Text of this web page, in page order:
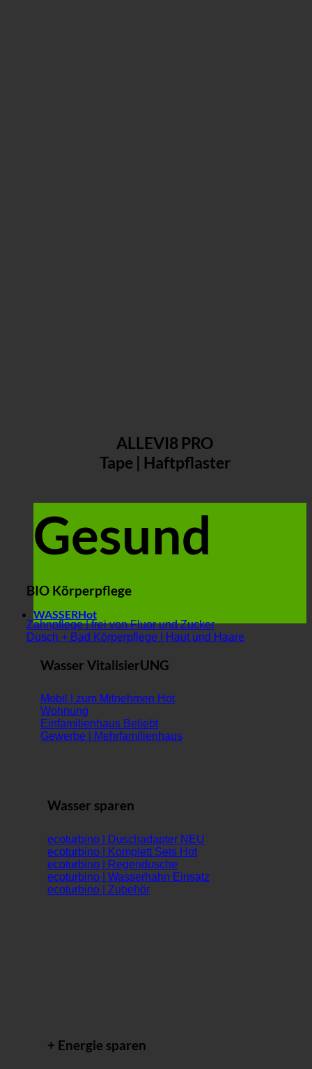
ALLEVI8 PRO
Tape | Haftpflaster
Gesund
BIO Körperpflege
Zahnpflege | frei von Fluor und Zucker
Dusch + Bad Körperpflege | Haut und Haare
WASSER
Wasser VitalisierUNG
Mobil | zum Mitnehmen
Wohnung
Einfamilienhaus
Gewerbe | Mehrfamilienhaus
Wasser sparen
ecoturbino | Duschadapter
ecoturbino | Komplett Sets
ecoturbino | Regendusche
ecoturbino | Wasserhahn Einsatz
ecoturbino | Zubehör
+ Energie sparen